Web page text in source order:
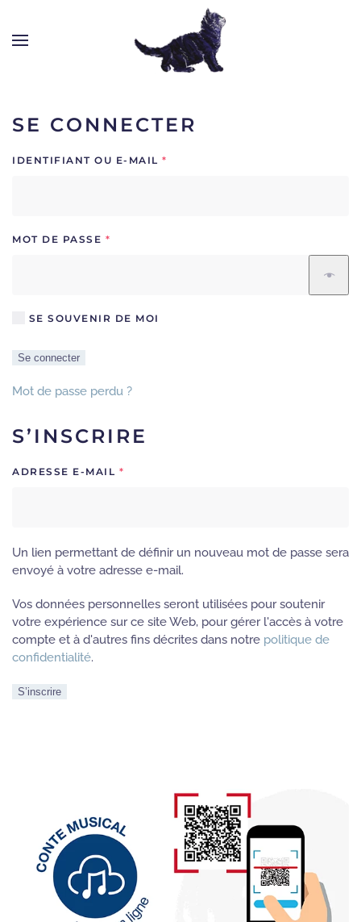
SE CONNECTER
IDENTIFIANT OU E-MAIL *
MOT DE PASSE *
SE SOUVENIR DE MOI
Se connecter
Mot de passe perdu ?
S’INSCRIRE
ADRESSE E-MAIL *
Un lien permettant de définir un nouveau mot de passe sera
envoyé à votre adresse e-mail.
Vos données personnelles seront utilisées pour soutenir
votre expérience sur ce site Web, pour gérer l'accès à votre
compte et à d'autres fins décrites dans notre politique de
confidentialité.
S’inscrire